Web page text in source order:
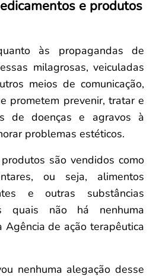
Piso salarial Farmácias e Drogaria
Inscritos no CRF/MS
e produtos
às propagandas de
milagrosas, veiculadas
meios de comunicação,
prometem prevenir, tratar e
de doenças e agravos à
problemas estéticos.
são vendidos como
ou seja, alimentos
e outras substâncias
quais não há nenhuma
Agência de ação terapêutica
nenhuma alegação desse